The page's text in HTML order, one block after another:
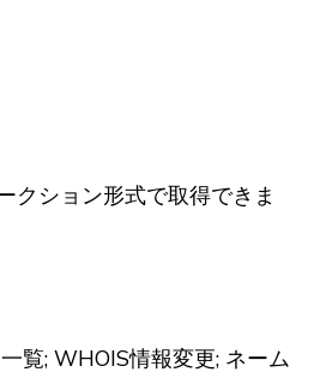
クション形式で取得できま
覧; WHOIS情報変更; ネーム